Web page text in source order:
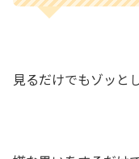
見るだけでもゾッと